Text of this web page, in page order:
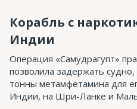
Корабль с
Индии
Операция «Самудрагупт»
позволила задержать
тонны метамфетамина для
Индии, на Шри-Ланке и